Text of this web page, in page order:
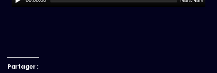
Partager :